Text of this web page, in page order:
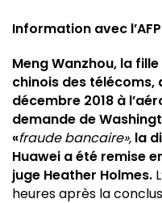
Information avec l’AFP
Meng Wanzhou, la
chinois des télécoms,
décembre 2018 à
demande de
«fraude bancaire», la
Huawei a été remise
juge Heather Holmes.
heures après la